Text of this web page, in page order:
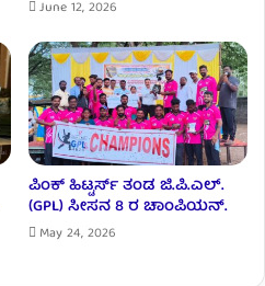
June 12, 2026
ಪಿಂಕ್ ಹಿಟ್ಟರ್ಸ್ ತಂಡ ಜಿ.ಪಿ.ಎಲ್‌.
(GPL) ಸೀಸನ 8 ರ ಚಾಂಪಿಯನ್.‌
May 24, 2026